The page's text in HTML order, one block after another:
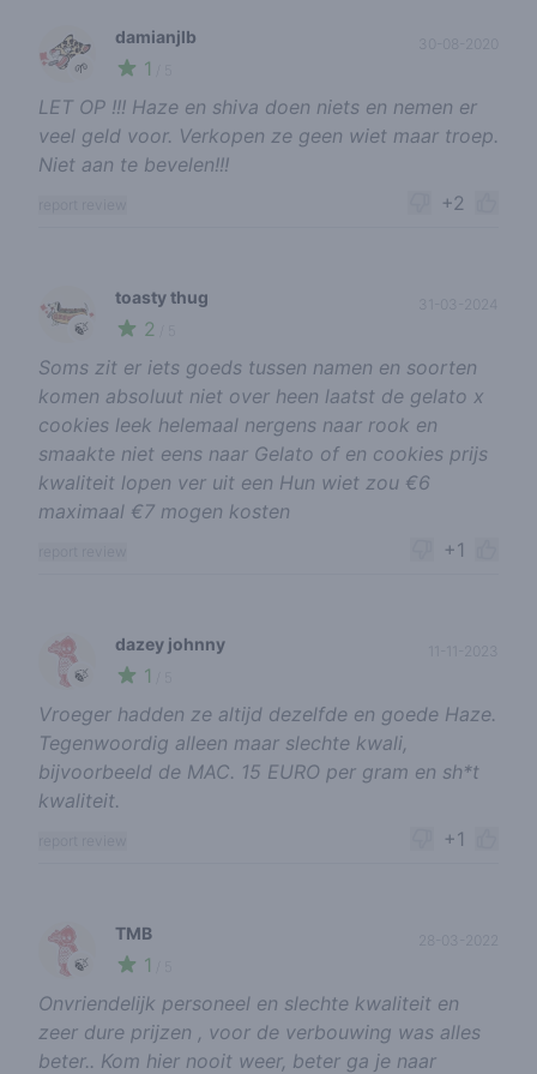
🌱
damianjlb
1
30-08-2020
LET OP !!! Haze en shiva doen niets en nemen er
veel geld voor. Verkopen ze geen wiet maar troep.
Niet aan te bevelen!!!
+2
🍃
toasty thug
2
31-03-2024
Soms zit er iets goeds tussen namen en soorten
komen absoluut niet over heen laatst de gelato x
cookies leek helemaal nergens naar rook en
smaakte niet eens naar Gelato of en cookies prijs
kwaliteit lopen ver uit een Hun wiet zou €6
maximaal €7 mogen kosten
+1
🍃
dazey johnny
1
11-11-2023
Vroeger hadden ze altijd dezelfde en goede Haze.
Tegenwoordig alleen maar slechte kwali,
bijvoorbeeld de MAC. 15 EURO per gram en sh*t
kwaliteit.
+1
🍃
TMB
1
28-03-2022
Onvriendelijk personeel en slechte kwaliteit en
zeer dure prijzen , voor de verbouwing was alles
beter.. Kom hier nooit weer, beter ga je naar